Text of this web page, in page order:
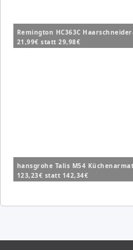
Remington HC363C
21,99€ statt 29,98€
hansgrohe Talis M54
123,23€ statt 142,34€